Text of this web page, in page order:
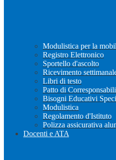
Modulistica per la
Registro Elettronico
Sportello d'ascolto
Ricevimento
Libri di testo
Patto di
Bisogni Educativi
Modulistica
Regolamento d'Istituto
Polizza assicurativa
Docenti e ATA